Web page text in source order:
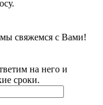
свяжемся с Вами!
на него и
сроки.